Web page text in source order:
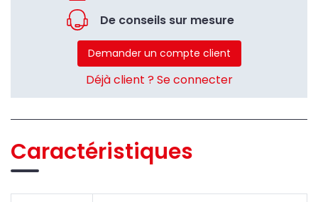
De conseils sur mesure
Demander un compte client
Déjà client ? Se connecter
Caractéristiques